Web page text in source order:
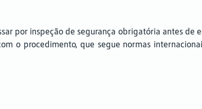
por inspeção de segurança obrigatória antes de
o procedimento, que segue normas